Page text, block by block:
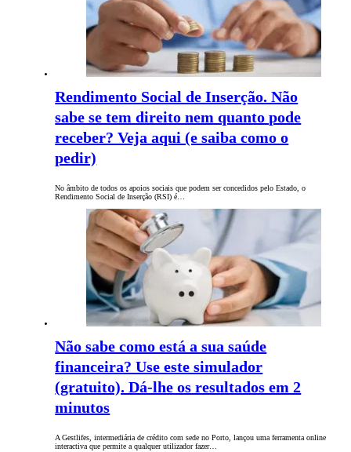
Rendimento Social de Inserção. Não
sabe se tem direito nem quanto pode
receber? Veja aqui (e saiba como o
pedir)
No âmbito de todos os apoios sociais que podem ser concedidos pelo Estado, o
Rendimento Social de Inserção (RSI) é…
Não sabe como está a sua saúde
financeira? Use este simulador
(gratuito). Dá-lhe os resultados em 2
minutos
A Gestlifes, intermediária de crédito com sede no Porto, lançou uma ferramenta online
interactiva que permite a qualquer utilizador fazer…